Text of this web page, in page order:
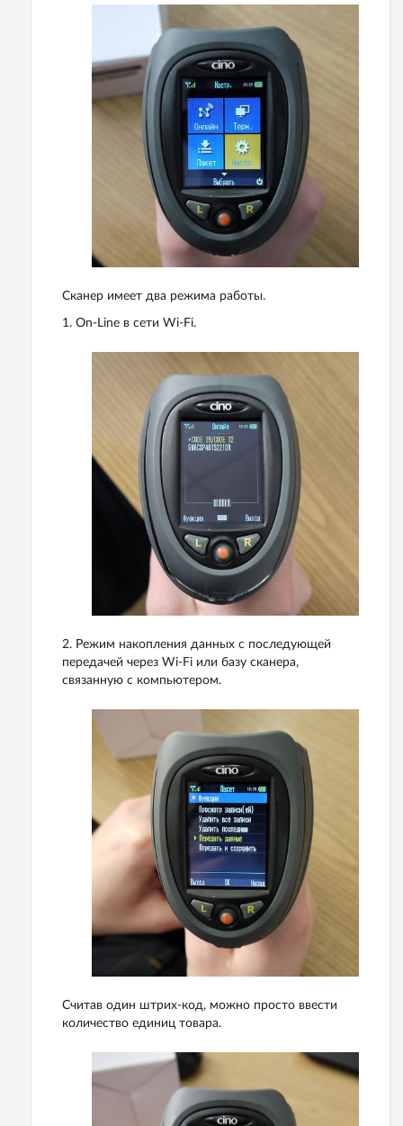
Сканер имеет два режима работы.
1. On-Line в сети Wi-Fi.
2. Режим накопления данных с последующей
передачей через Wi-Fi или базу сканера,
связанную с компьютером.
Считав один штрих-код, можно просто ввести
количество единиц товара.